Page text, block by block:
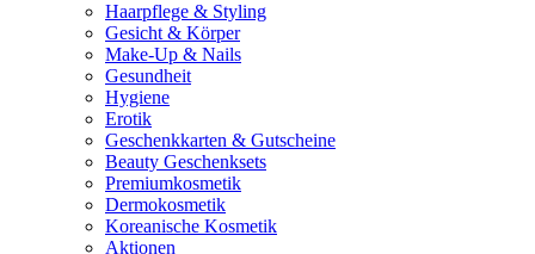
Haarpflege & Styling
Gesicht & Körper
Make-Up & Nails
Gesundheit
Hygiene
Erotik
Geschenkkarten & Gutscheine
Beauty Geschenksets
Premiumkosmetik
Dermokosmetik
Koreanische Kosmetik
Aktionen